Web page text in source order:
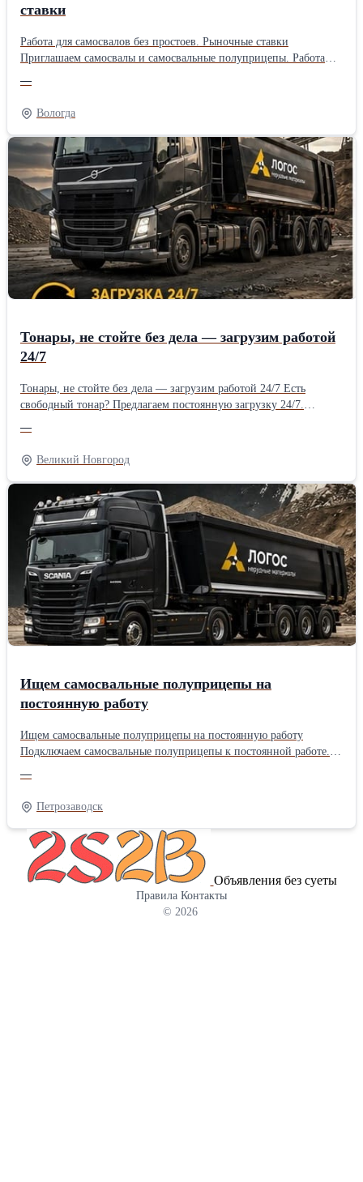
ставки
Работа для самосвалов без простоев. Рыночные ставки
Приглашаем самосвалы и самосвальные полуприцепы. Работа
постоянные. Оплата стабильная, выплаты строго по расписанию.
Работа 24/7, большие объемы перевозок и стабильные выплаты
по расписанию.
—
Вологда
Тонары, не стойте без дела — загрузим работой
24/7
Тонары, не стойте без дела — загрузим работой 24/7 Есть
свободный тонар? Предлагаем постоянную загрузку 24/7.
выплаты по графику. Работаем на долгосрочной основе. Работа
24/7, большие объемы перевозок и стабильные выплаты по
расписанию.
—
Великий Новгород
Ищем самосвальные полуприцепы на
постоянную работу
Ищем самосвальные полуприцепы на постоянную работу
Подключаем самосвальные полуприцепы к постоянной работе.
без длительных простоев. Выплаты — вовремя, по
согласованному графику. Работа 24/7, большие объемы
перевозок и стабильные выплаты по расписанию.
—
Петрозаводск
Объявления без суеты
Правила Контакты
© 2026